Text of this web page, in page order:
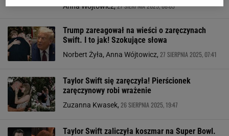
Anna Wójtowicz,27 SIERPNIA 2025, 08:05
Trump zareagował na wieści o zaręczynach
Swift. I to jak! Szokujące słowa
Norbert Żyła, Anna Wójtowicz, 27 SIERPNIA 2025, 07:41
Taylor Swift się zaręczyła! Pierścionek
zaręczynowy robi wrażenie
Zuzanna Kwasek, 26 SIERPNIA 2025, 19:47
Taylor Swift zaliczyła koszmar na Super Bowl.